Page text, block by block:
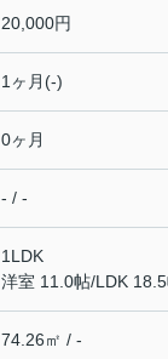
20,000円
1ヶ月(-)
0ヶ月
- / -
1LDK
洋室 11.0帖/LDK
74.26㎡ / -